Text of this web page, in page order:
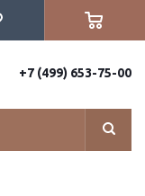
+7 (499) 653-75-00